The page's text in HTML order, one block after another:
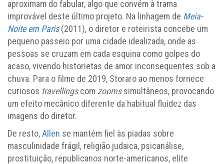
aproximam do fabular, algo que convém à trama
improvável deste último projeto. Na linhagem de Meia-
Noite em Paris(2011), o diretor e roteirista concebe um
pequeno passeio por uma cidade idealizada, onde as
pessoas se cruzam em cada esquina como golpes do
acaso, vivendo historietas de amor inconsequentes sob a
chuva. Para o filme de 2019, Storaro ao menos fornece
curiosos travellingscom zoomssimultâneos, provocando
um efeito mecânico diferente da habitual fluidez das
imagens do diretor.
De resto,Allen se mantém fiel às piadas sobre
masculinidade frágil, religião judaica, psicanálise,
prostituição, republicanos norte-americanos, elite